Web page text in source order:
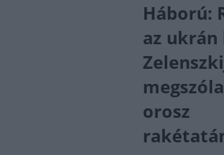
Háború:
az
orosz